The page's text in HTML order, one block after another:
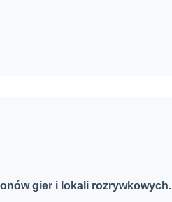
gier i lokali rozrywkowych.